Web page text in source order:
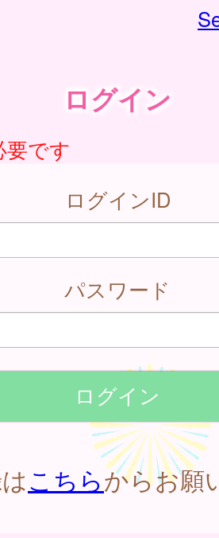
ログイン
要です
ログインID
パスワード
こちらからお願